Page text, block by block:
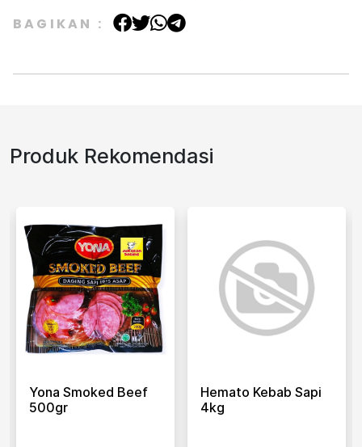
BAGIKAN :
Produk Rekomendasi
Yona Smoked Beef
500gr
Hemato Kebab Sapi
4kg